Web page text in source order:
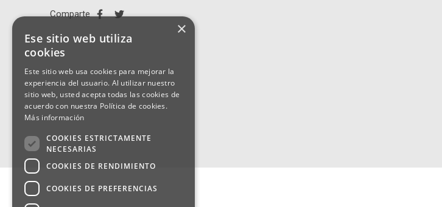
Comparte
×
Ese sitio web utiliza
cookies
Este sitio web usa cookies para mejorar la
experiencia del usuario. Al utilizar nuestro
sitio web, usted acepta todas las cookies de
acuerdo con nuestra Política de cookies.
Más información
COOKIES ESTRICTAMENTE
NECESARIAS
COOKIES DE RENDIMIENTO
COOKIES DE PREFERENCIAS